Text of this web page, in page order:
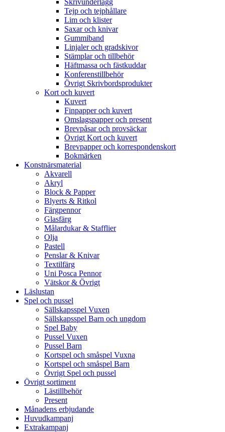
Skrivunderlägg
Tejp och tejphållare
Lim och klister
Saxar och knivar
Gummiband
Linjaler och gradskivor
Stämplar och tillbehör
Häftmassa och fästkuddar
Konferenstillbehör
Övrigt Skrivbordsprodukter
Kort och kuvert
Kuvert
Finpapper och kuvert
Omslagspapper och present
Brevpåsar och provsäckar
Övrigt Kort och kuvert
Brevpapper och korrespondenskort
Bokmärken
Konstnärsmaterial
Akvarell
Akryl
Block & Papper
Blyerts & Ritkol
Färgpennor
Glasfärg
Målardukar & Stafflier
Olja
Pastell
Penslar & Knivar
Textilfärg
Uni Posca Pennor
Vätskor & Övrigt
Läslustan
Spel och pussel
Sällskapsspel Vuxen
Sällskapsspel Barn och ungdom
Spel Baby
Pussel Vuxen
Pussel Barn
Kortspel och småspel Vuxna
Kortspel och småspel Barn
Övrigt Spel och pussel
Övrigt sortiment
Lästillbehör
Present
Månadens erbjudande
Huvudkampanj
Extrakampanj